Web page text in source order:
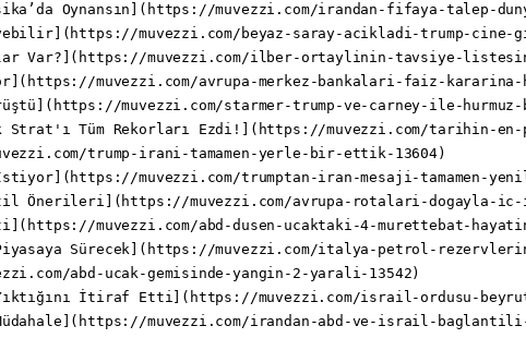
Oynansın](https://muvezzi.com/irandan-fifaya-talep-
muvezzi.com/beyaz-saray-acikladi-trump-
Var?](https://muvezzi.com/ilber-ortaylinin-tavsiye-
muvezzi.com/avrupa-merkez-bankalari-faiz-
muvezzi.com/starmer-trump-ve-carney-ile-hurmuz-
Strat'ı Tüm Rekorları Ezdi!](https://muvezzi.com/tarihin-
trump-irani-tamamen-yerle-bir-ettik-13604)
muvezzi.com/trumptan-iran-mesaji-tamamen-
Önerileri](https://muvezzi.com/avrupa-rotalari-dogayla-
muvezzi.com/abd-dusen-ucaktaki-4-murettebat-
Sürecek](https://muvezzi.com/italya-petrol-
abd-ucak-gemisinde-yangin-2-yarali-13542)
İtiraf Etti](https://muvezzi.com/israil-ordusu-
muvezzi.com/irandan-abd-ve-israil-baglantili-